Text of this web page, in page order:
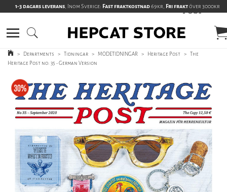
1-3 dagars leverans, Inom Sverige: Fast fraktkostnad69kr, Fri fraktöver 3000kr
> Departments > Tidningar > MODETIDNINGAR > Heritage Post > The
Heritage Post no: 35 - German Version